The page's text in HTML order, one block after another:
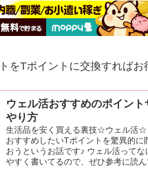
をTポイントに交換すれば
ウェル活おすすめのポイン
やり方
生活品を安く買える裏技☆ウェル活☆
おすすめしたいTポイントを驚異的
おうというお話です♪ ウェル活って
やすく書いてるので、ぜひ参考に読